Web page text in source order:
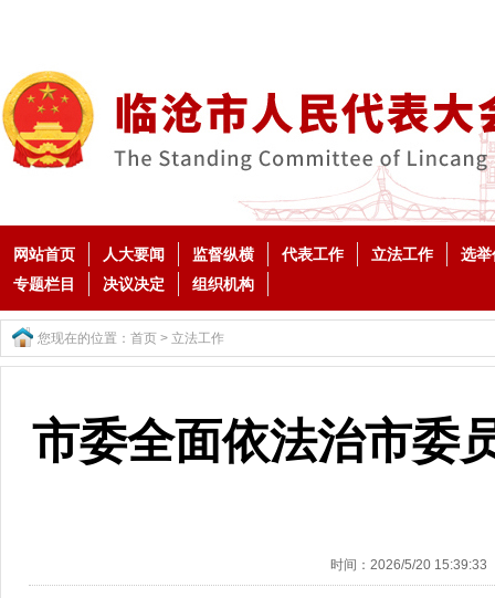
网站首页 人大要闻 监督纵横 代表工作 立法工作
选举
专题栏目
决议决定 组织机构
您现在的位置： 首页 > 立法工作
市委全面依法治市委
时间：2026/5/20 15:39:33